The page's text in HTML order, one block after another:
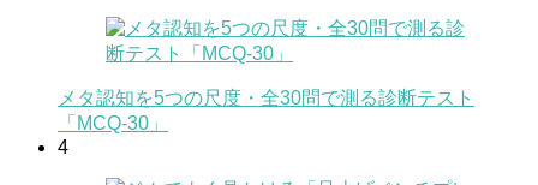
メタ認知を5つの尺度・全30問で測る診断テスト
「MCQ-30」
4